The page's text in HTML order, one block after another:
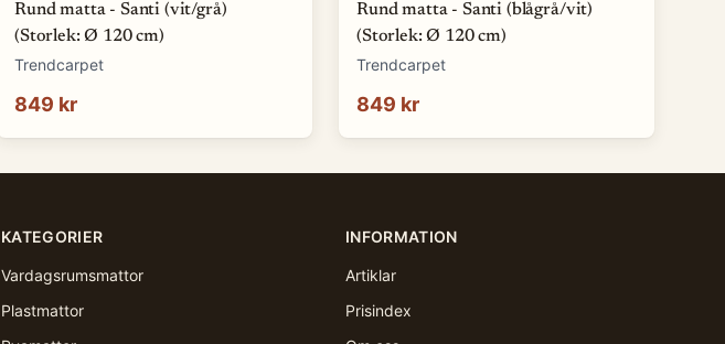
Rund matta - Santi (vit/grå)
(Storlek: Ø 120 cm)
Trendcarpet
849 kr
Rund matta - Santi (blågrå/vit)
(Storlek: Ø 120 cm)
Trendcarpet
849 kr
KATEGORIER
Vardagsrumsmattor
Plastmattor
INFORMATION
Artiklar
Prisindex